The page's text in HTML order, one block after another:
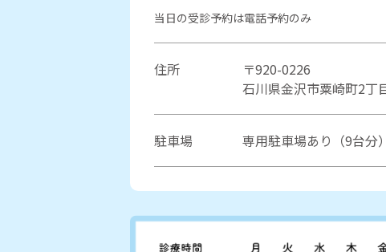
当日の受診予約は電話予約のみ
住所
〒920-0226
石川県金沢市粟崎町2丁
駐車場 専用駐車場あり（9台分）